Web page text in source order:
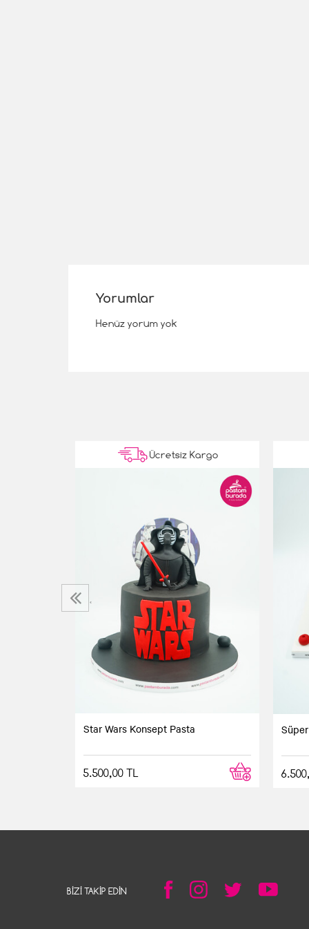
Yorumlar
Henüz yorum yok
Ücretsiz Kargo
Star Wars Konsept Pasta
5.500,00 TL
‹
BIZI TAKIP EDIN